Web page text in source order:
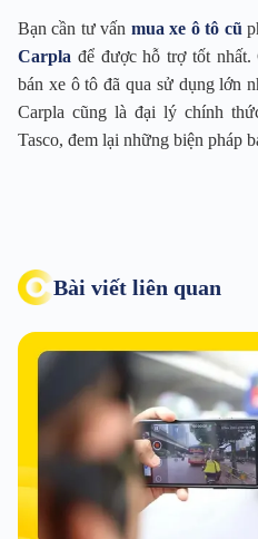
Bạn cần tư vấn mua xe ô tô cũ
Carpla để được hỗ trợ tốt nhất.
bán xe ô tô đã qua sử dụng lớn
Carpla cũng là đại lý chính
Tasco, đem lại những biện pháp
Bài viết liên quan